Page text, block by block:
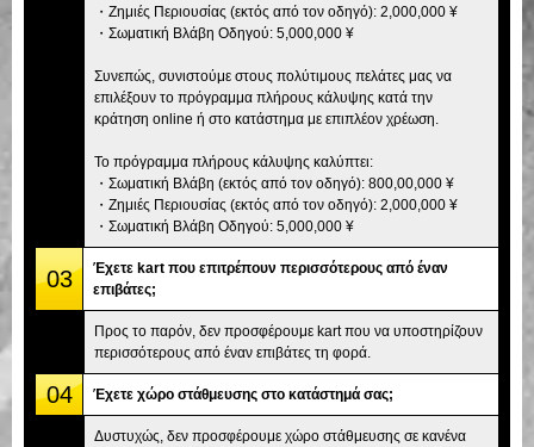
・Ζημιές Περιουσίας (εκτός από τον οδηγό): 2,000,000 ¥
・Σωματική Βλάβη Οδηγού: 5,000,000 ¥
Συνεπώς, συνιστούμε στους πολύτιμους πελάτες μας να
επιλέξουν το πρόγραμμα πλήρους κάλυψης κατά την
κράτηση online ή στο κατάστημα με επιπλέον χρέωση.
Το πρόγραμμα πλήρους κάλυψης καλύπτει:
・Σωματική Βλάβη (εκτός από τον οδηγό): 800,00,000 ¥
・Ζημιές Περιουσίας (εκτός από τον οδηγό): 2,000,000 ¥
・Σωματική Βλάβη Οδηγού: 5,000,000 ¥
03
Έχετε kart που επιτρέπουν περισσότερους από έναν
επιβάτες;
Προς το παρόν, δεν προσφέρουμε kart που να υποστηρίζουν
περισσότερους από έναν επιβάτες τη φορά.
04 Έχετε χώρο στάθμευσης στο κατάστημά σας;
Δυστυχώς, δεν προσφέρουμε χώρο στάθμευσης σε κανένα